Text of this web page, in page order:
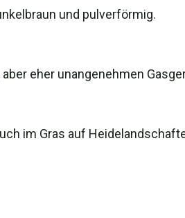
und pulverförmig.
eher unangenehmen
im Gras auf